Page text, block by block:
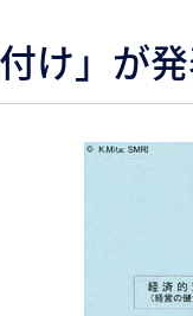
け」が